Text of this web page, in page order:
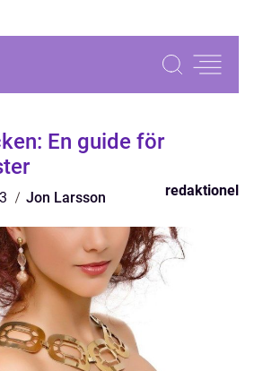
En guide för
Jon Larsson redaktionel